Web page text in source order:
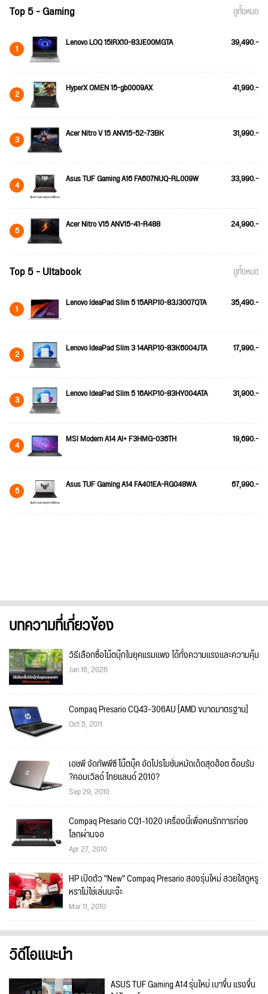
Top 5 - Gaming ดูทั้งหมด
1 Lenovo LOQ 15IRX10-83JE00MGTA 39,490.-
2 HyperX OMEN 15-gb0009AX 41,990.-
3 Acer Nitro V 15 ANV15-52-73BK 31,990.-
4 Asus TUF Gaming A16 FA607NUQ-RL009W 33,990.-
5 Acer Nitro V15 ANV15-41-R488 24,990.-
Top 5 - Ultabook ดูทั้งหมด
1 Lenovo IdeaPad Slim 5 15ARP10-83J3007QTA 35,490.-
2 Lenovo IdeaPad Slim 3 14ARP10-83K6004JTA 17,990.-
3 Lenovo IdeaPad Slim 5 16AKP10-83HY004ATA 31,900.-
4 MSI Modern A14 AI+ F3HMG-036TH 19,690.-
5 Asus TUF Gaming A14 FA401EA-RG048WA 67,990.-
บทความที่เกี่ยวข้อง
วิธีเลือกซื้อโน้ตบุ๊กในยุคแรมแพง ได้ทั้งความแรงและความคุ้ม
Jan 16, 2026
Compaq Presario CQ43-306AU [AMD ขนาดมาตรฐาน]
Oct 5, 2011
เอชพี จัดทัพพีซี โน๊ตบุ๊ค อัดโปรโมชั่นหมัดเด็ดสุดฮ็อต ต้อนรับ
?คอมเวิลด์ ไทยแลนด์ 2010?
Sep 29, 2010
Compaq Presario CQ1-1020 เครื่องนี้เพื่อคนรักการท่อง
โลกผ่านจอ
Apr 27, 2010
HP เปิดตัว "New" Compaq Presario สองรุ่นใหม่ สวยใสดูหรู
หราไม่ใช่เล่นนะจ๊ะ
Mar 11, 2010
วิดีโอแนะนำ
ASUS TUF Gaming A14 รุ่นใหม่ เบาขึ้น แรงขึ้น